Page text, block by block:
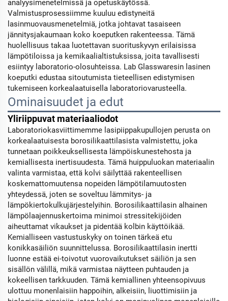
analyysimenetelmissä ja opetuskäytössä.
Valmistusprosessiimme kuuluu edistyneitä
lasinmuovausmenetelmiä, jotka johtavat tasaiseen
jännitysjakaumaan koko koeputken rakenteessa. Tämä
huolellisuus takaa luotettavan suorituskyvyn erilaisissa
lämpötiloissa ja kemikaalialtistuksissa, joita tavallisesti
esiintyy laboratorio-olosuhteissa. Lab Glasswaresin lasinen
koeputki edustaa sitoutumista tieteellisen edistymisen
tukemiseen korkealaatuisella laboratoriovarusteella.
Ominaisuudet ja edut
Yliriippuvat materiaaliodot
Laboratoriokasviittimemme lasipiippakupullojen perusta on
korkealaatuisesta borosilikaattilasista valmistettu, joka
tunnetaan poikkeuksellisesta lämpöiskunestehosta ja
kemiallisesta inertisuudesta. Tämä huippuluokan materiaalin
valinta varmistaa, että kolvi säilyttää rakenteellisen
koskemattomuutensa nopeiden lämpötilamuutosten
yhteydessä, joten se soveltuu lämmitys- ja
lämpökiertokulkujärjestelyihin. Borosilikaattilasin alhainen
lämpölaajennuskertoima minimoi stressitekijöiden
aiheuttamat vikaukset ja pidentää kolbin käyttöikää.
Kemialliseen vastustuskyky on toinen tärkeä etu
konikkasäiliön suunnittelussa. Borosilikaattilasin inertti
luonne estää ei-toivotut vuorovaikutukset säiliön ja sen
sisällön välillä, mikä varmistaa näytteen puhtauden ja
kokeellisen tarkkuuden. Tämä kemiallinen yhteensopivuus
ulottuu monenlaisiin happoihin, alkeisiin, liuottimisiin ja